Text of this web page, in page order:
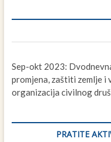
Sep-okt 2023:
promjena, zaštiti zemlje i
organizacija civilnog
PRATITE